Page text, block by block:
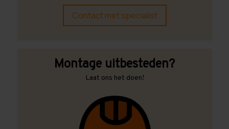
Contact met specialist
Montage uitbesteden?
Laat ons het doen!